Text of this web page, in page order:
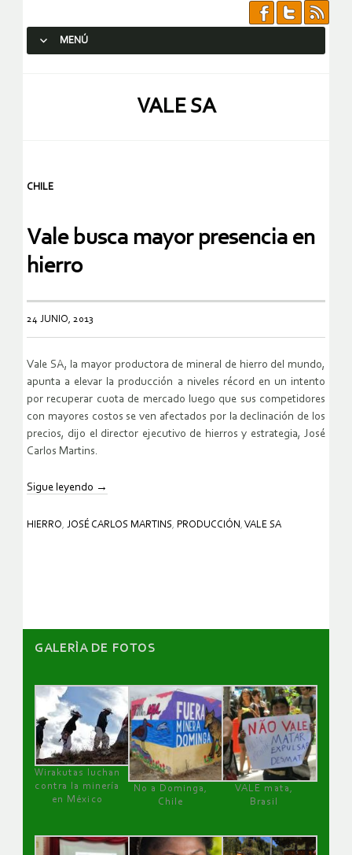
MENÚ
VALE SA
CHILE
Vale busca mayor presencia en
hierro
24 JUNIO, 2013
Vale SA, la mayor productora de mineral de hierro del mundo,
apunta a elevar la producción a niveles récord en un intento
por recuperar cuota de mercado luego que sus competidores
con mayores costos se ven afectados por la declinación de los
precios, dijo el director ejecutivo de hierros y estrategia, José
Carlos Martins.
Sigue leyendo →
HIERRO, JOSÉ CARLOS MARTINS, PRODUCCIÓN , VALE SA
GALERÌA DE FOTOS
Wirakutas luchan
contra la minería
en México
No a Dominga,
Chile
VALE mata,
Brasil